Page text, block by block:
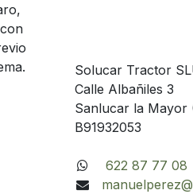
Solucar Tractor
Calle Albañiles 3
Sanlucar la Mayor
B91932053
622 87 77 08